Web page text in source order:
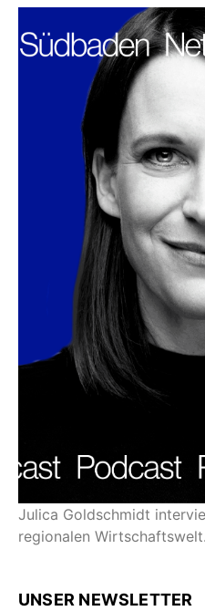
Julica Goldschmidt
regionalen Wirtschaftswelt.
UNSER NEWSLETTER